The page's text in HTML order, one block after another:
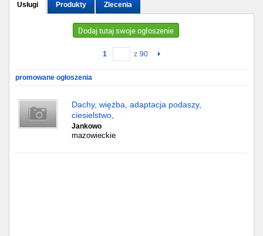
Usługi Produkty Zlecenia
Dodaj tutaj swoje ogłoszenie
1 z 90
promowane ogłoszenia
Dachy, więźba, adaptacja podaszy,
ciesielstwo,
Jankowo
mazowieckie
Katowice
Lublin